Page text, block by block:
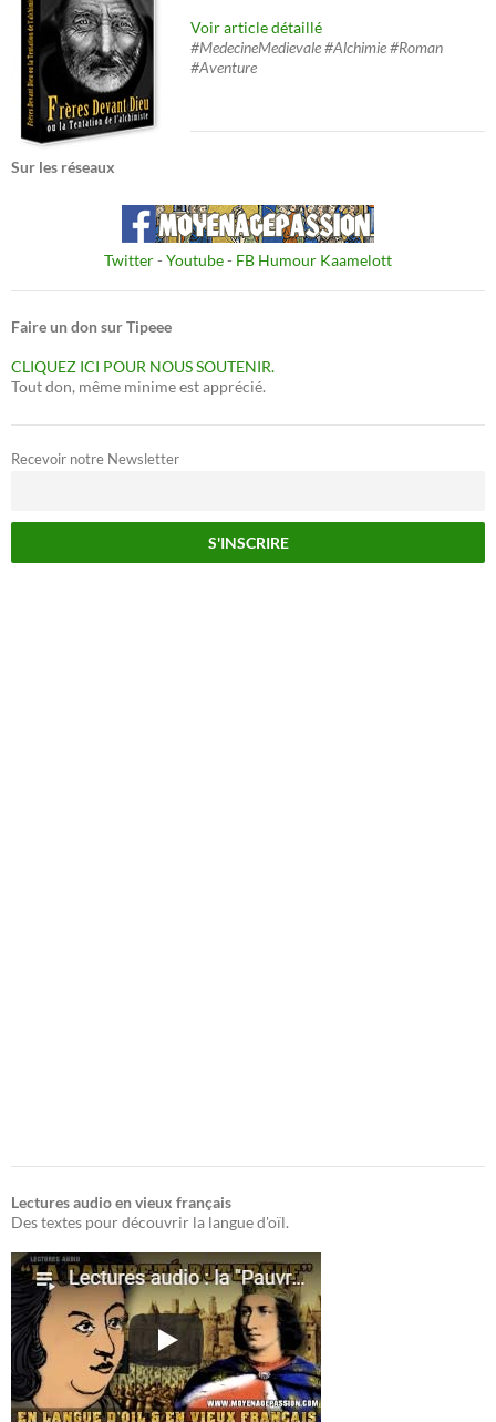
Voir article détaillé
#MedecineMedievale #Alchimie #Roman
#Aventure
Sur les réseaux
Twitter- Youtube- FB Humour Kaamelott
Faire un don sur Tipeee
CLIQUEZ ICI POUR NOUS SOUTENIR.
Tout don, même minime est apprécié.
Recevoir notre Newsletter
Lectures audio en vieux français
Des textes pour découvrir la langue d'oïl.